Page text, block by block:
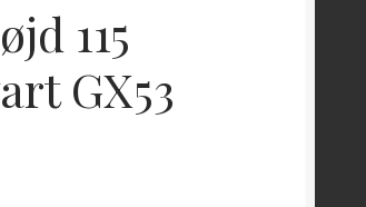
115
GX53